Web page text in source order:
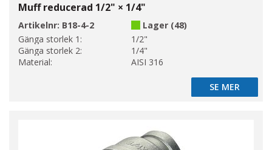
Muff reducerad 1/2" × 1/4"
Artikelnr: B18-4-2
Lager (48)
Gänga storlek 1:
1/2"
Gänga storlek 2:
1/4"
Material:
AISI 316
SE MER
SE MER